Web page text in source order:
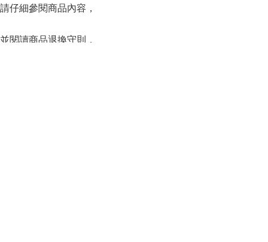
請仔細參閱商品內容，
並閱讀商品退換守則，